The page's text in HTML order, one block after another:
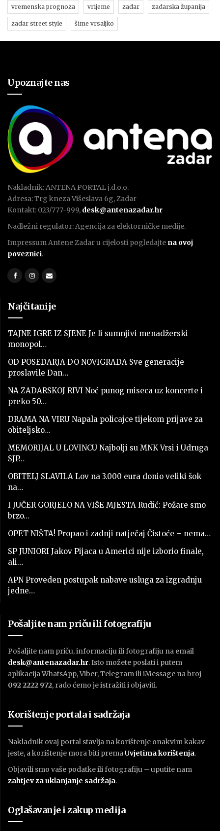
vremenska prognoza vrijeme zadar zadarska županija
zadar street style šime vrsaljko
Upoznajte nas
Nakladnik: ANTENA PORTAL j.d.o.o.
Adresa: Trg kneza Višeslava 6g, Zadar
Kontakt: 023/777-999, desk@antenazadar.hr
Nadležni regulator: Agencija za elektorničke medije.
Impressum Antene Zadar u cijelosti pogledajte na ovoj
poveznici.
Najčitanije
TAJNE IGRE IZ SJENE Je li sumnjivi menadžerski
monopol…
OD POSEDARJA DO NOVIGRADA Sve generacije
proslavile Dan…
NA ZADARSKOJ RIVI Noć punog miseca uz koncerte i
preko 50…
DRAMA NA VIRU Napala policajce tijekom prijave za
obiteljsko…
MEMORIJAL U LOVINCU Najbolji su MNK Vrsi i Udruga
SJP…
OBITELJ SLAVILA Lov na 3.000 eura donio veliki šok
na…
I JUČER GORJELO NA VIŠE MJESTA Rudić: Požare smo
brzo…
OPET NIŠTA! Propao i zadnji natječaj Čistoće – nema…
SP JUNIORI Jakov Pijaca u Americi nije izborio finale,
ali…
APN Proveden postupak nabave usluga za izgradnju
jedne…
Pošaljite nam priču ili fotografiju
Pošaljite nam priču, informaciju ili fotografiju na email
desk@antenazadar.hr. Isto možete poslati i putem
aplikacija WhatsApp, Viber, Telegram ili iMessage na broj
092 2222 972, rado ćemo je istražiti i objaviti.
Korištenje portala i sadržaja
Nakladnik ovaj portal stavlja na korištenje onakvim kakav
jeste, a korištenje mora biti prema Uvjetima korištenja.
Objavili smo vaše podatke ili fotografiju – uputite nam
zahtjev za uklanjanje sadržaja.
Oglašavanje i zakup medija